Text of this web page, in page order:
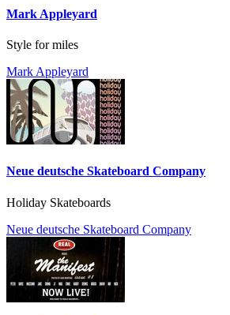
Mark Appleyard
Style for miles
Mark Appleyard
Neue deutsche Skateboard Company
Holiday Skateboards
Neue deutsche Skateboard Company